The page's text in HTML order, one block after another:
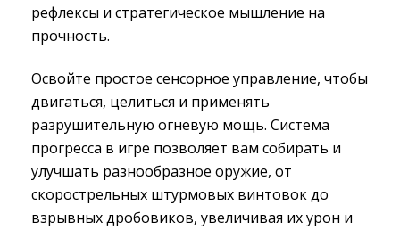
рефлексы и стратегическое мышление на
прочность.
Освойте простое сенсорное управление, чтобы
двигаться, целиться и применять
разрушительную огневую мощь. Система
прогресса в игре позволяет вам собирать и
улучшать разнообразное оружие, от
скорострельных штурмовых винтовок до
взрывных дробовиков, увеличивая их урон и